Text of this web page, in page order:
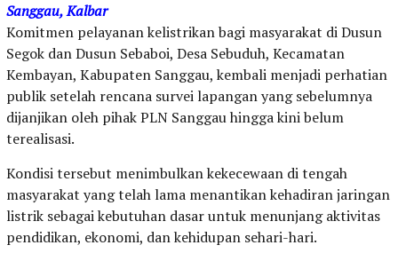
Sanggau, Kalbar
Komitmen pelayanan kelistrikan bagi masyarakat di Dusun
Segok dan Dusun Sebaboi, Desa Sebuduh, Kecamatan
Kembayan, Kabupaten Sanggau, kembali menjadi perhatian
publik setelah rencana survei lapangan yang sebelumnya
dijanjikan oleh pihak PLN Sanggau hingga kini belum
terealisasi.
Kondisi tersebut menimbulkan kekecewaan di tengah
masyarakat yang telah lama menantikan kehadiran jaringan
listrik sebagai kebutuhan dasar untuk menunjang aktivitas
pendidikan, ekonomi, dan kehidupan sehari-hari.